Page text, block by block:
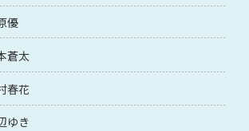
優
蒼太
春花
ゆき